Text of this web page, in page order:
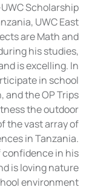
Scholarship
UWC East
are Math and
his studies,
is excelling. In
in school
and the OP Trips
the outdoor
the vast array of
in Tanzania.
confidence in his
is loving nature
environment.